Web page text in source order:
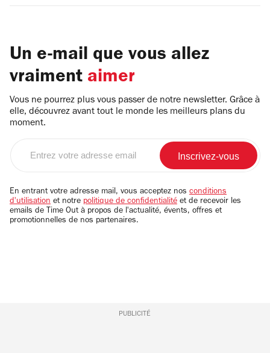
Un e-mail que vous allez
vraiment aimer
Vous ne pourrez plus vous passer de notre newsletter. Grâce à
elle, découvrez avant tout le monde les meilleurs plans du
moment.
email
En entrant votre adresse mail, vous acceptez nos conditions
d'utilisation et notre politique de confidentialité et de recevoir les
emails de Time Out à propos de l'actualité, évents, offres et
promotionnelles de nos partenaires.
PUBLICITÉ